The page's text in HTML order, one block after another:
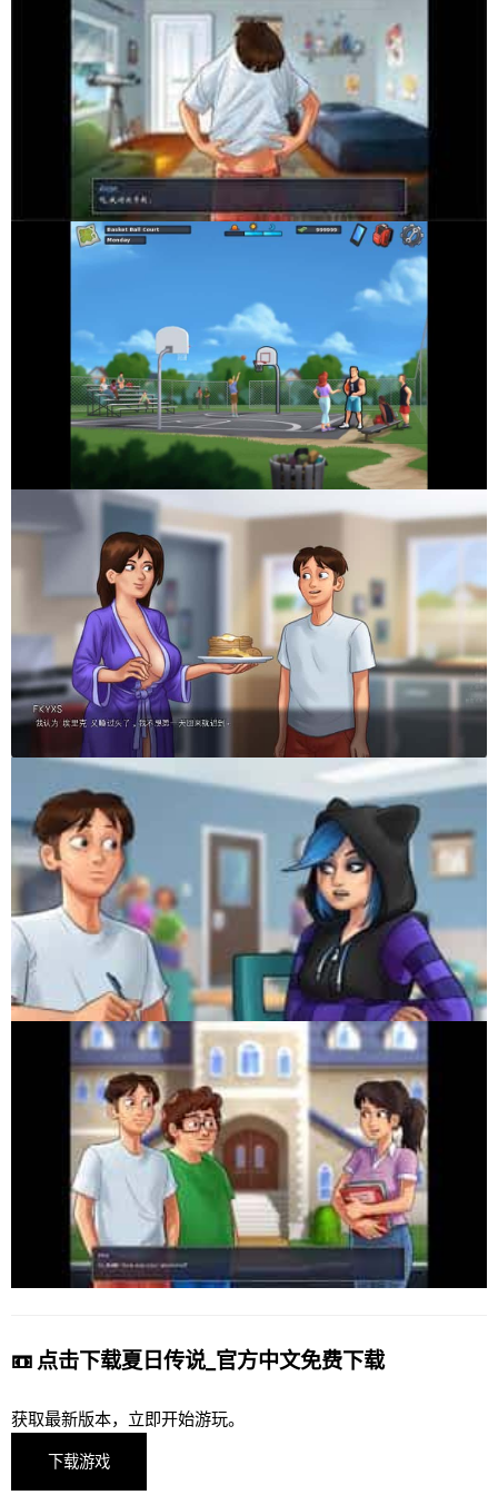
📼 点击下载夏日传说_官方中文免费下载
获取最新版本，立即开始游玩。
下载游戏